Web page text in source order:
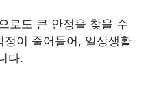
로도 큰 안정을 찾을 수
이 줄어들어, 일상생활
다.